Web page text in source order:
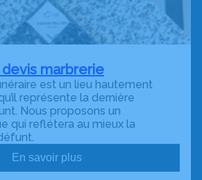
marbrerie
est un lieu hautement
représente la dernière
Nous proposons un
qui reflétera au mieux la
En savoir plus